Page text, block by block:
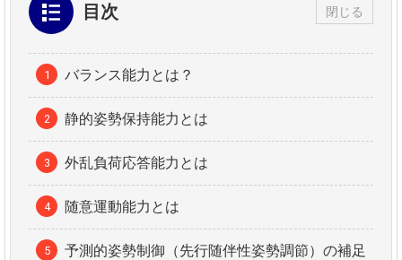
目次 閉じる
バランス能力とは？
静的姿勢保持能力とは
外乱負荷応答能力とは
随意運動能力とは
予測的姿勢制御（先行随伴性姿勢調節）の補足